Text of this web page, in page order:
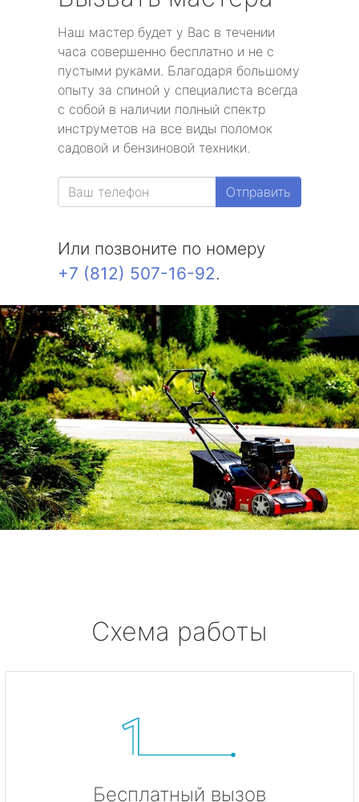
Наш мастер будет у Вас в течении
часа совершенно бесплатно и не с
пустыми руками. Благодаря большому
опыту за спиной у специалиста всегда
с собой в наличии полный спектр
инструметов на все виды поломок
садовой и бензиновой техники.
Отправить
Или позвоните по номеру
+7 (812) 507-16-92.
Схема работы
Бесплатный вызов